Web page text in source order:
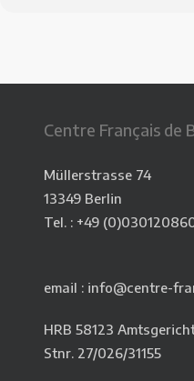
Centre Français de
Müllerstrasse 74
13349 Berlin
Tel. : +49
email : info@centre-
HRB 58123
Stnr. 27/026/31155